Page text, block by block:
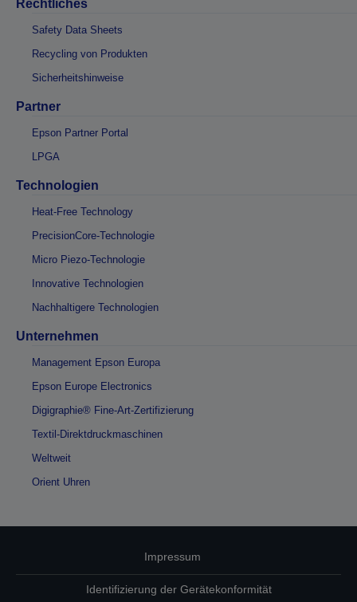
Rechtliches
Safety Data Sheets
Recycling von Produkten
Sicherheitshinweise
Partner
Epson Partner Portal
LPGA
Technologien
Heat-Free Technology
PrecisionCore-Technologie
Micro Piezo-Technologie
Innovative Technologien
Nachhaltigere Technologien
Unternehmen
Management Epson Europa
Epson Europe Electronics
Digigraphie® Fine-Art-Zertifizierung
Textil-Direktdruckmaschinen
Weltweit
Orient Uhren
Impressum
Identifizierung der Gerätekonformität